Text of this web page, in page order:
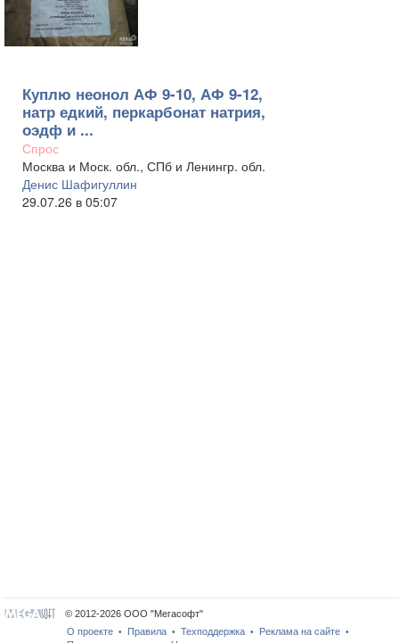
Куплю неонол АФ 9-10, АФ 9-12,
натр едкий, перкарбонат натрия,
оэдф и ...
Спрос
Москва и Моск. обл., СПб и Ленингр. обл.
Денис Шафигуллин
29.07.26 в 05:07
© 2012-2026 ООО "Мегасофт"
О проекте • Правила • Техподдержка • Реклама на сайте •